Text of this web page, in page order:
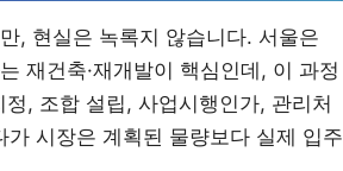
, 현실은 녹록지 않습니다. 서울은
재건축·재개발이 핵심인데, 이 과정
, 조합 설립, 사업시행인가, 관리처
시장은 계획된 물량보다 실제 입주